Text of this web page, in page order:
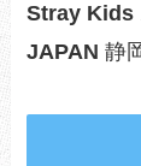
Stray Kids
JAPAN 静